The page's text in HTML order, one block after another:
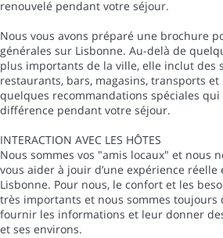
renouvelé pendant votre séjour.
Nous vous avons préparé une brochure
générales sur Lisbonne. Au-delà de
plus importants de la ville, elle inclut des
restaurants, bars, magasins, transports
quelques recommandations spéciales
différence pendant votre séjour.
INTERACTION AVEC LES HÔTES
Nous sommes vos "amis locaux" et nous
vous aider à jouir d’une expérience
Lisbonne. Pour nous, le confort et les
très importants et nous sommes
fournir les informations et leur donner
et ses environs.